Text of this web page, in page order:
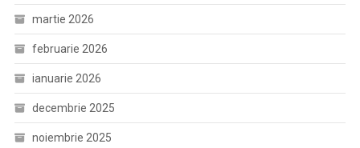
martie 2026
februarie 2026
ianuarie 2026
decembrie 2025
noiembrie 2025